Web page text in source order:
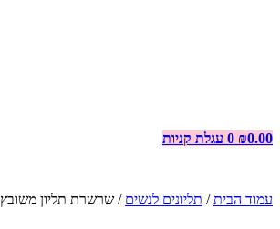
₪0.00
0 עגלת קניות
עמוד הבית/ תליונים לנשים / שרשרת תליון משובץ